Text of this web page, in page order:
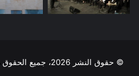
© حقوق النشر 2026، جميع الحقوق محفوظة | أُردُني - مِصداقِيةُ الخَبَر